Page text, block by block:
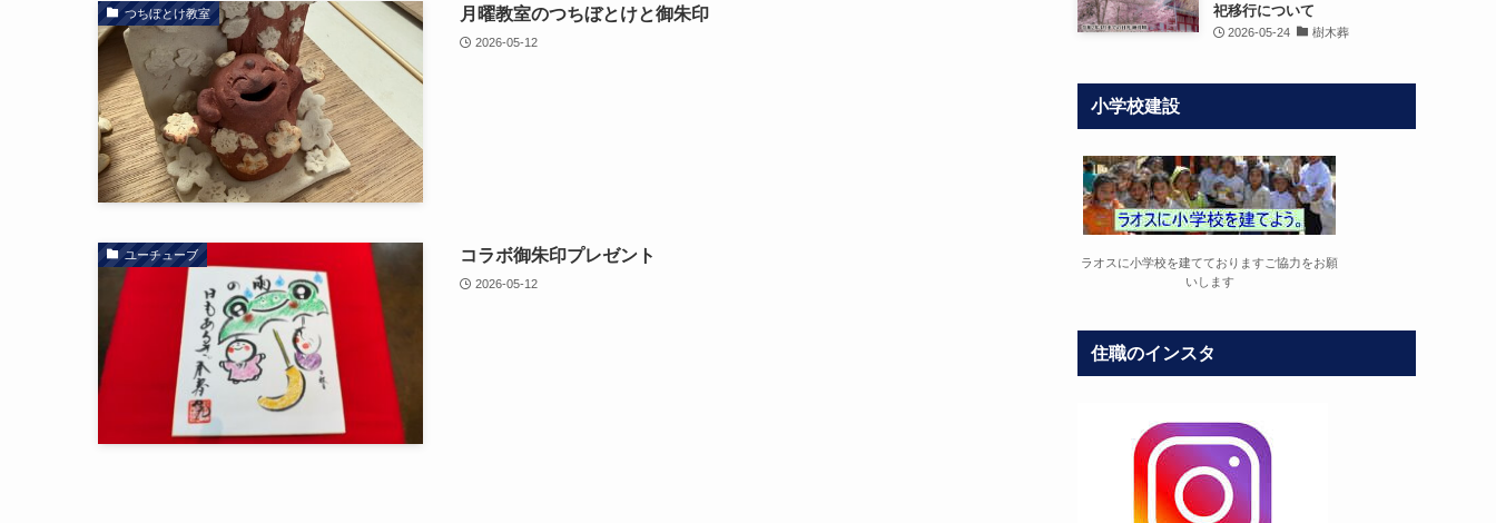
つちぼとけ教室 月曜教室のつちぼとけと御朱印
2026-05-12
ユーチューブ コラボ御朱印プレゼント
2026-05-12
祀移行について
2026-05-24 樹木葬
小学校建設
ラオスに小学校を建てておりますご協力をお願
いします
住職のインスタ